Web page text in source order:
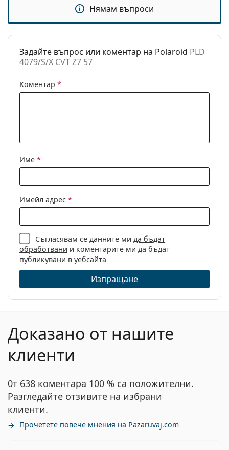
Марка:
Polaroid
Предназначение: Мода
Нямам въпроси
Задайте въпрос или коментар на Polaroid PLD
4079/S/X CVT Z7 57
Коментар *
Име *
Имейл адрес *
Съгласявам се данните ми да бъдат
обработвани и коментарите ми да бъдат
публикувани в уебсайта
Изпращане
Доказано от нашите
клиенти
0т 638 коментара 100 % са положителни.
Разгледайте отзивите на избрани
клиенти.
Прочетете повече мнения на Pazaruvaj.com